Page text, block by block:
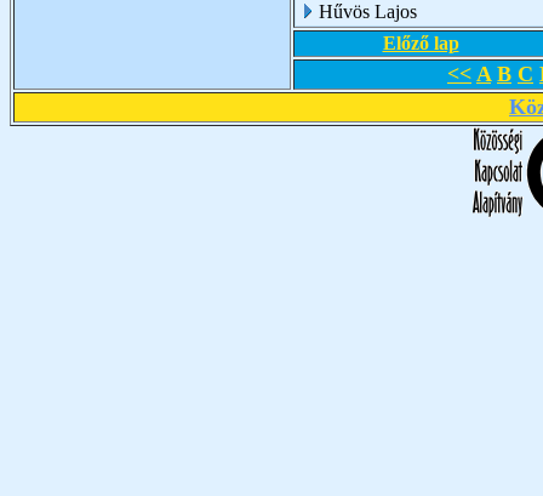
Hűvös Lajos
Előző lap
<< A B C